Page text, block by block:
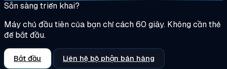
Sẵn sàng triển khai?
Máy chủ đầu tiên của bạn chỉ cách 60 giây. Không cần thẻ
để bắt đầu.
Bắt đầu Liên hệ bộ phận bán hàng